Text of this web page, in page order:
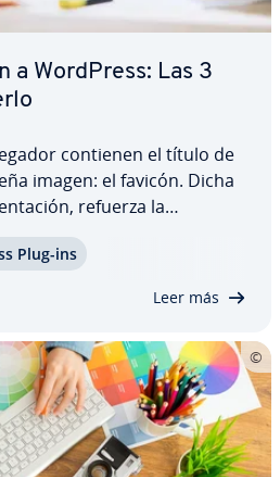
a WordPress: Las 3
contienen el título de
imagen: el favicón. Dicha
refuerza la
di­fe­re­n­tes de insertar
Plug-ins
Leer más